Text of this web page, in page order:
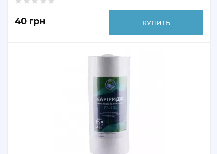
40 грн КУПИТЬ